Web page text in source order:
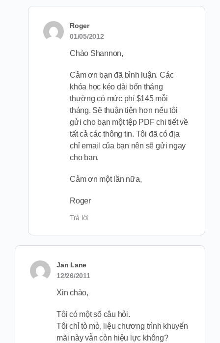
Roger
01/05/2012
Chào Shannon,
Cảm ơn bạn đã bình luận. Các
khóa học kéo dài bốn tháng
thường có mức phí $145 mỗi
tháng. Sẽ thuận tiện hơn nếu tôi
gửi cho bạn một tệp PDF chi tiết về
tất cả các thông tin. Tôi đã có địa
chỉ email của bạn nên sẽ gửi ngay
cho bạn.
Cảm ơn một lần nữa,
Roger
Trả lời
Jan Lane
12/26/2011
Xin chào,
Tôi có một số câu hỏi.
Tôi chỉ tò mò, liệu chương trình khuyến
mãi này vẫn còn hiệu lực không?